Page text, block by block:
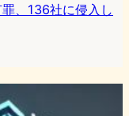
、136社に侵入し